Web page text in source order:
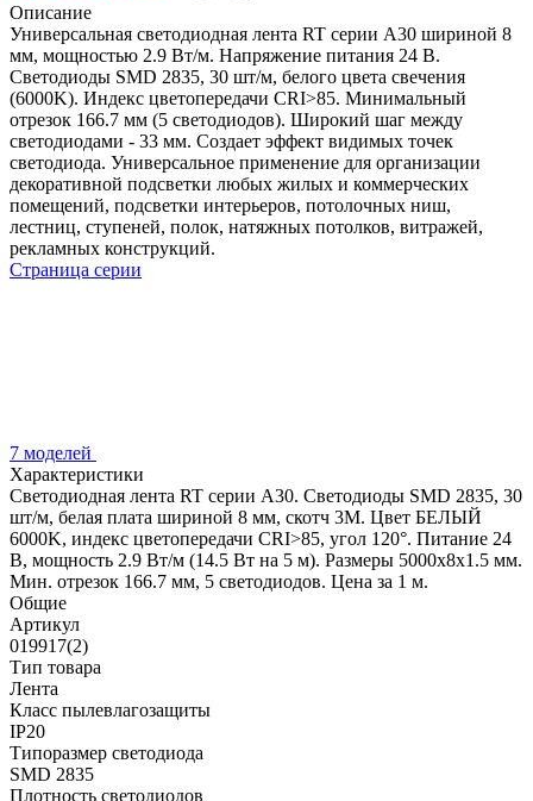
Описание
Универсальная светодиодная лента RT серии A30 шириной 8
мм, мощностью 2.9 Вт/м. Напряжение питания 24 В.
Светодиоды SMD 2835, 30 шт/м, белого цвета свечения
(6000K). Индекс цветопередачи CRI>85. Минимальный
отрезок 166.7 мм (5 светодиодов). Широкий шаг между
светодиодами - 33 мм. Создает эффект видимых точек
светодиода. Универсальное применение для организации
декоративной подсветки любых жилых и коммерческих
помещений, подсветки интерьеров, потолочных ниш,
лестниц, ступеней, полок, натяжных потолков, витражей,
рекламных конструкций.
Страница серии
7 моделей
Характеристики
Светодиодная лента RT серии A30. Светодиоды SMD 2835, 30
шт/м, белая плата шириной 8 мм, скотч 3M. Цвет БЕЛЫЙ
6000K, индекс цветопередачи CRI>85, угол 120°. Питание 24
В, мощность 2.9 Вт/м (14.5 Вт на 5 м). Размеры 5000x8x1.5 мм.
Мин. отрезок 166.7 мм, 5 светодиодов. Цена за 1 м.
Общие
Артикул
019917(2)
Тип товара
Лента
Класс пылевлагозащиты
IP20
Типоразмер светодиода
SMD 2835
Плотность светодиодов